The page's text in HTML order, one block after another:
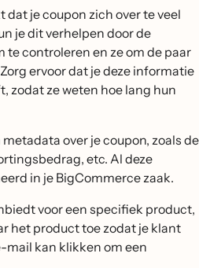
dat je coupon zich over te veel
je dit verhelpen door de
controleren en ze om de paar
ervoor dat je deze informatie
zodat ze weten hoe lang hun
over je coupon, zoals de
etc. Al deze
in je BigCommerce zaak.
voor een specifiek product,
het product toe zodat je klant
mail kan klikken om een